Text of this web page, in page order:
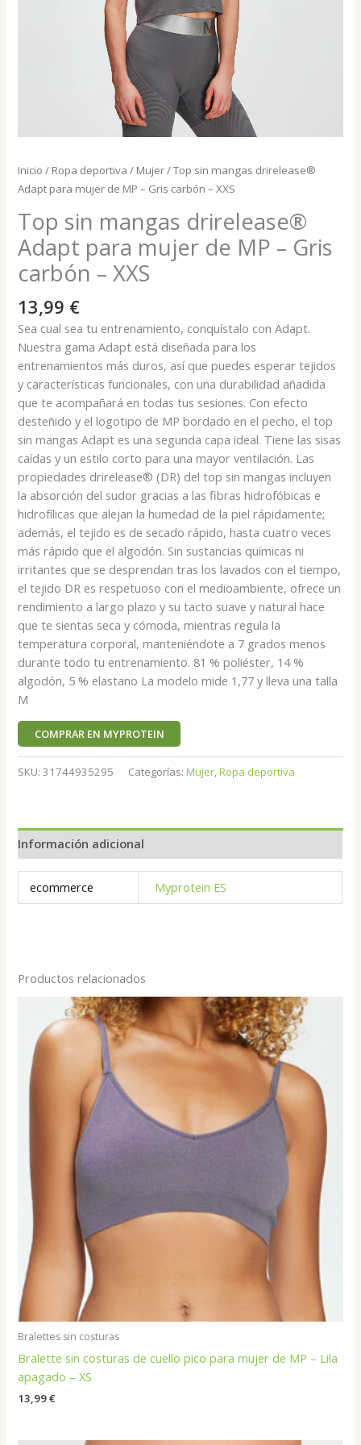
Inicio / Ropa deportiva / Mujer/ Top sin mangas drirelease®
Adapt para mujer de MP – Gris carbón – XXS
Top sin mangas drirelease®
Adapt para mujer de MP – Gris
carbón – XXS
13,99 €
Sea cual sea tu entrenamiento, conquístalo con Adapt.
Nuestra gama Adapt está diseñada para los
entrenamientos más duros, así que puedes esperar tejidos
y características funcionales, con una durabilidad añadida
que te acompañará en todas tus sesiones. Con efecto
desteñido y el logotipo de MP bordado en el pecho, el top
sin mangas Adapt es una segunda capa ideal. Tiene las sisas
caídas y un estilo corto para una mayor ventilación. Las
propiedades drirelease® (DR) del top sin mangas incluyen
la absorción del sudor gracias a las fibras hidrofóbicas e
hidrofílicas que alejan la humedad de la piel rápidamente;
además, el tejido es de secado rápido, hasta cuatro veces
más rápido que el algodón. Sin sustancias químicas ni
irritantes que se desprendan tras los lavados con el tiempo,
el tejido DR es respetuoso con el medioambiente, ofrece un
rendimiento a largo plazo y su tacto suave y natural hace
que te sientas seca y cómoda, mientras regula la
temperatura corporal, manteniéndote a 7 grados menos
durante todo tu entrenamiento. 81 % poliéster, 14 %
algodón, 5 % elastano La modelo mide 1,77 y lleva una talla
M
COMPRAR EN MYPROTEIN
SKU:31744935295 Categorías:Mujer,Ropa deportiva
Información adicional
ecommerce Myprotein ES
Productos relacionados
Bralettes sin costuras
Bralette sin costuras de cuello pico para mujer de MP – Lila
apagado – XS
13,99€